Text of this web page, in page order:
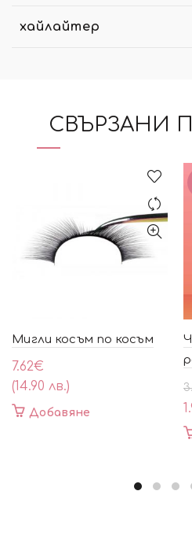
хайлайтер
СВЪРЗАНИ
Мигли косъм по косъм
7.62€
(14.90 лв.)
Добавяне